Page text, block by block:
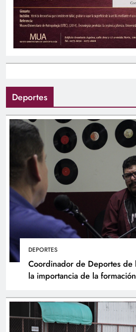
Deportes
DEPORTES
Coordinador de Deportes de
la importancia de la